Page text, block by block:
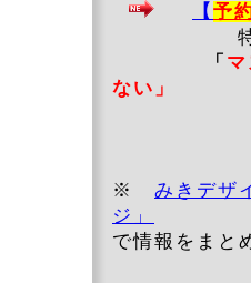
【 予
特に
「
ない」
※ みきデザ
ジ」
で情報をまと